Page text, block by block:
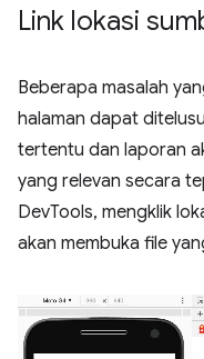
Link lokasi
Beberapa masalah
halaman dapat
tertentu dan laporan
yang relevan secara
DevTools, mengklik
akan membuka file